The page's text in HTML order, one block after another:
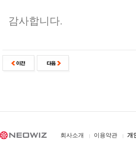
감사합니다.
회사소개 이용약관 개